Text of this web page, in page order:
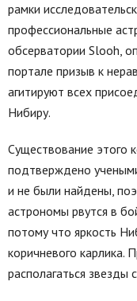
рамки
профессиональные
обсерватории Slooh,
портале призыв к
агитируют всех
Нибиру.
Существование этого
подтверждено
и не были найдены,
астрономы рвутся в
потому что яркость
коричневого карлика.
располагаться